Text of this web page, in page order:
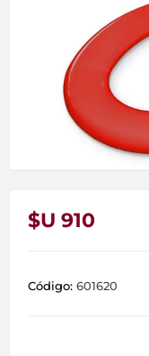
$U 910
Código: 601620